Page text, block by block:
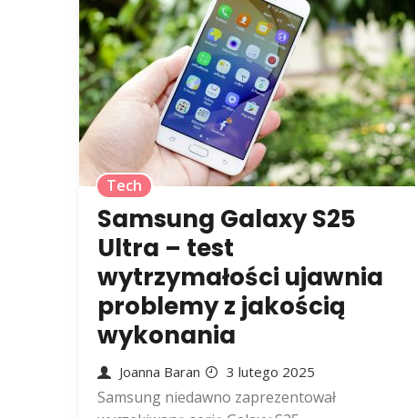
Tech
Samsung Galaxy S25
Ultra – test
wytrzymałości ujawnia
problemy z jakością
wykonania
Joanna Baran 3 lutego 2025
Samsung niedawno zaprezentował